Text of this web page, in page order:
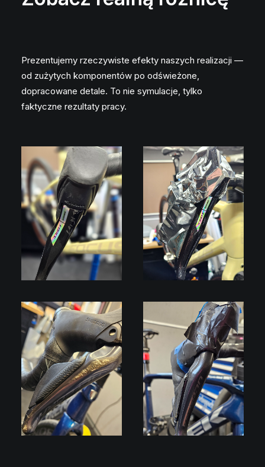
Prezentujemy rzeczywiste efekty naszych realizacji —
od zużytych komponentów po odświeżone,
dopracowane detale. To nie symulacje, tylko
faktyczne rezultaty pracy.